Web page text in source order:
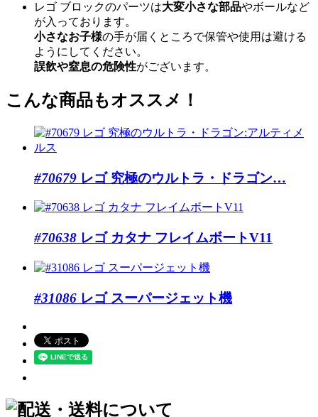
レゴ ブロックのパーツは大変小さな部品やボールなど
が入っております。
小さなお子様の手が届くところで保管や使用は避ける
ようにしてください。
誤飲や窒息の危険性がございます。
こんな商品もオススメ！
#70679 レゴ 究極のウルトラ・ドラゴン…
#70638 レゴ カタナ フレイムボートV11
#31086 レゴ スーパージェット機